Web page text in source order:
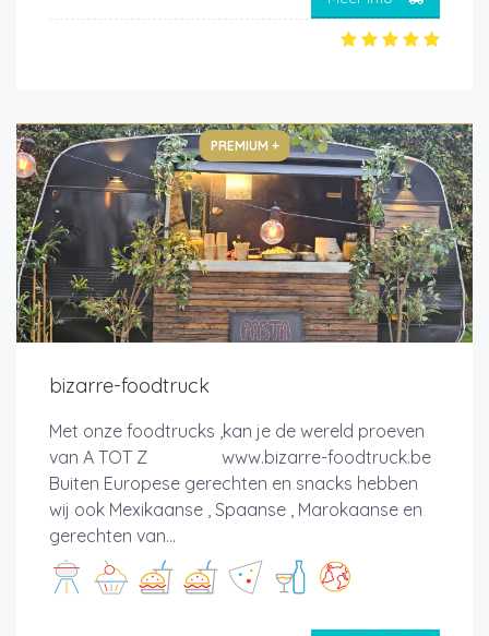
PREMIUM +
bizarre-foodtruck
Met onze foodtrucks ,kan je de wereld proeven
van A TOT Z www.bizarre-foodtruck.be
Buiten Europese gerechten en snacks hebben
wij ook Mexikaanse , Spaanse , Marokaanse en
gerechten van...